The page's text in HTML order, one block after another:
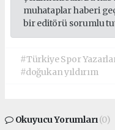
muhataplar haberi
bir editörü sorumlu
#Türkiye Spor
#doğukan yıldırım
Okuyucu Yorumları(0)